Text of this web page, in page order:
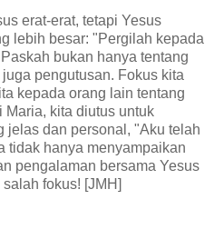
erat-erat, tetapi Yesus
lebih besar: "Pergilah kepada
bukan hanya tentang
pengutusan. Fokus kita
kepada orang lain tentang
Maria, kita diutus untuk
jelas dan personal, "Aku telah
tidak hanya menyampaikan
pengalaman bersama Yesus
fokus! [JMH]